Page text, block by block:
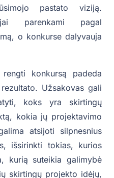
pastato viziją.
parenkami pagal
o konkurse dalyvauja
konkursą padeda
Užsakovas gali
koks yra skirtingų
kokia jų projektavimo
atsijoti silpnesnius
išsirinkti tokias, kurios
kurią suteikia galimybė
skirtingų projekto idėjų,